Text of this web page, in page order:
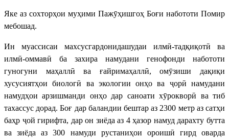
Яке аз сохторҳои муҳими Пажӯҳишгоҳ Боғи набототи Помир
мебошад.
Ин муассисаи махсусгардонидашудаи илмӣ-тадқиқотӣ ва
илмӣ-оммавӣ ба захира намудани генофонди набототи
гуногуни маҳаллӣ ва ғайримаҳаллӣ, омӯзиши дақиқи
хусусиятҳои биологӣ ва экологии онҳо ва ҷорӣ намудани
намудҳои арзишманди онҳо дар саноати хӯрокворӣ ва тиб
тахассус дорад. Боғ дар баландии бештар аз 2300 метр аз сатҳи
баҳр ҷой гирифта, дар он зиёда аз 4 ҳазор намуд дарахту бутта
ва зиёда аз 300 намуди рустаниҳои ороишӣ гирд оварда